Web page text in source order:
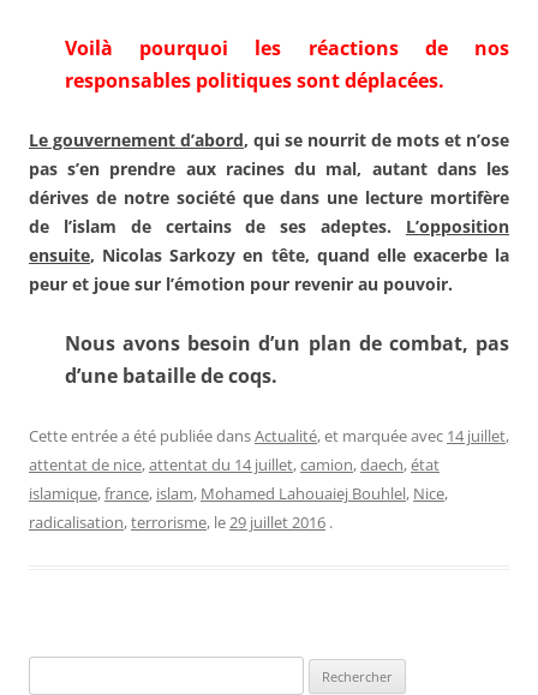
Voilà pourquoi les réactions de nos
responsables politiquessont déplacées.
Le gouvernement d’abord, qui se nourrit de mots et n’ose
pass’en prendre aux racines du mal, autant dans les
dérives de notre société que dans une lecture mortifère
de l’islam de certainsde ses adeptes. L’opposition
ensuite, Nicolas Sarkozy en tête, quand elle exacerbe la
peur et joue sur l’émotion pour revenir au pouvoir.
Nous avons besoin d’un plan de combat, pas
d’une bataille de coqs.
Cette entrée a été publiée dansActualité, et marquée avec 14 juillet,
attentat de nice,attentat du 14 juillet,camion,daech,état
islamique,france, islam, Mohamed Lahouaiej Bouhlel, Nice,
radicalisation,terrorisme, le29 juillet 2016 .